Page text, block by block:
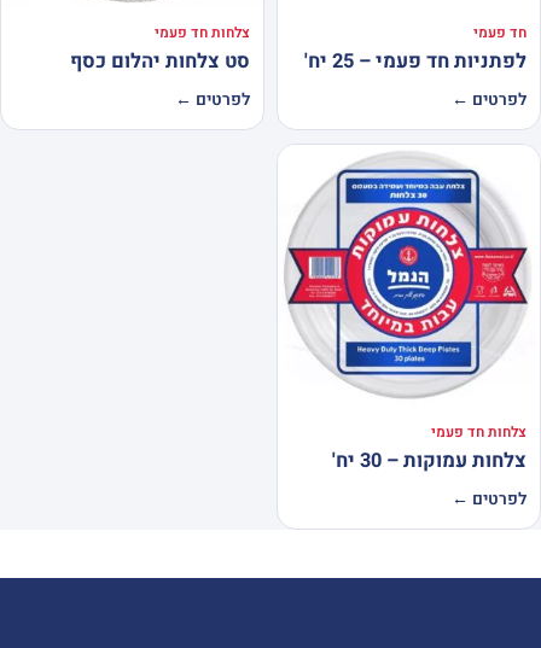
חד פעמי
לפתניות חד פעמי – 25 יח'
לפרטים ←
צלחות חד פעמי
סט צלחות יהלום כסף
לפרטים ←
צלחות חד פעמי
צלחות עמוקות – 30 יח'
לפרטים ←